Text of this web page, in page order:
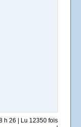
h 26 | Lu 12350 fois